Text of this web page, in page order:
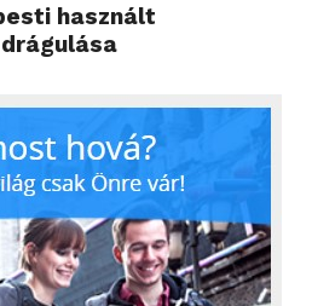
használt